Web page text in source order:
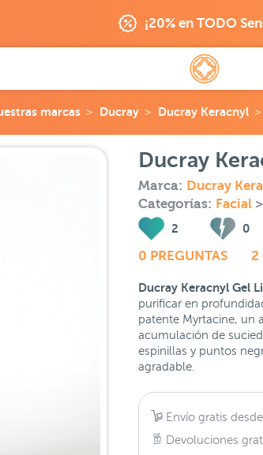
¡20% en TODO
marcas Ducray Ducray Keracnyl
Ducray
Marca: Ducray
Categorías: Facial >
2 0
0 PREGUNTAS 2
Ducray Keracnyl Gel
purificar en
patente Myrtacine, un
acumulación de
espinillas y puntos
agradable.
Envío gratis
Devoluciones